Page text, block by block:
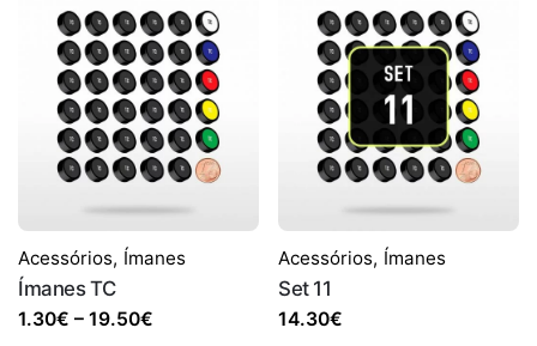
Acessórios, Ímanes
Ímanes TC
1.30€ – 19.50€
Acessórios, Ímanes
Set 11
14.30€